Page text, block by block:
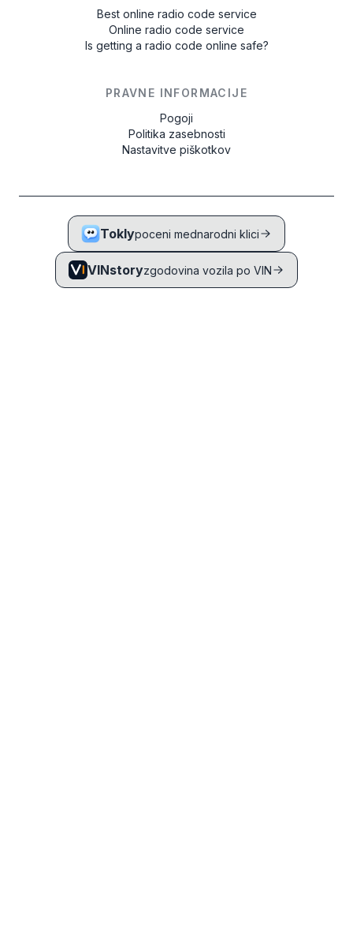
Best online radio code service
Online radio code service
Is getting a radio code online safe?
PRAVNE INFORMACIJE
Pogoji
Politika zasebnosti
Nastavitve piškotkov
Toklypoceni mednarodni klici
VINstoryzgodovina vozila po VIN